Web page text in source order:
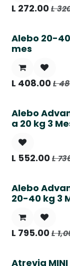
L 272.00L
Alebo 20-
mes
L 408.00L
Alebo
a 20 kg 3
L 552.00L
Alebo
20-40 kg 3
L 795.00L
Atrevia MINI